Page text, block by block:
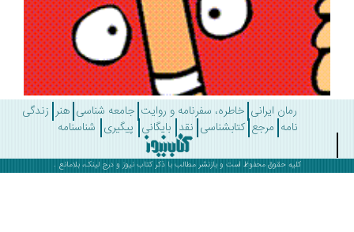
رمان ایرانی خاطره، سفرنامه و روایت جامعه شناسی هنر زندگی
مرجع کتابشناسی نقد بایگانی پیگیری شناسنامه
کلیه حقوق محفوظ است و بازنشر مطالب با ذکرکتاب نیوز و درج لینک، بلامانع .